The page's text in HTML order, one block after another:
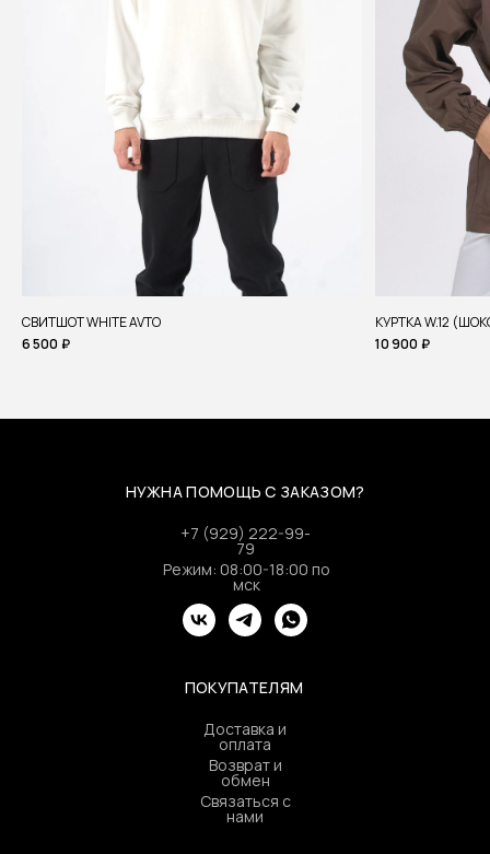
СВИТШОТ WHITE AVTO
6 500 ₽
КУРТКА W.12
10 900 ₽
НУЖНА ПОМОЩЬ С ЗАКАЗОМ?
ПОКУПАТЕЛЯМ
+7 (929) 222-99-
79
Режим: 08:00-18:00 по
мск
Доставка и
оплата
Возврат и
обмен
Связаться с
нами